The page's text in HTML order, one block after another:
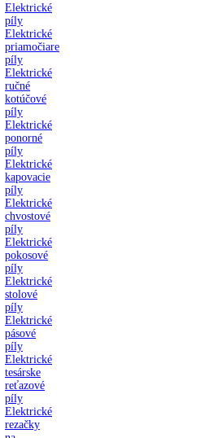
Elektrické
píly
Elektrické
priamočiare
píly
Elektrické
ručné
kotúčové
píly
Elektrické
ponorné
píly
Elektrické
kapovacie
píly
Elektrické
chvostové
píly
Elektrické
pokosové
píly
Elektrické
stolové
píly
Elektrické
pásové
píly
Elektrické
tesárske
reťazové
píly
Elektrické
rezačky